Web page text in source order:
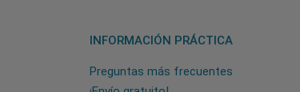
INFORMACIÓN PRÁCTICA
Preguntas más frecuentes